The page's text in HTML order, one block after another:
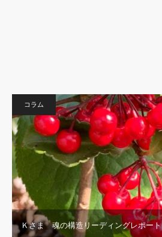
コラム
Ｋさま 魂の構造リーディングレポート